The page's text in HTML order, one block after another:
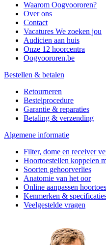
Waarom Oogvoororen?
Over ons
Contact
Vacatures We zoeken jou
Audicien aan huis
Onze 12 hoorcentra
Oogvoororen.be
Bestellen & betalen
Retourneren
Bestelprocedure
Garantie & reparaties
Betaling & verzending
Algemene informatie
Filter, dome en receiver
Hoortoestellen koppelen
Soorten gehoorverlies
Anatomie van het oor
Online aanpassen
Kenmerken &
Veelgestelde vragen